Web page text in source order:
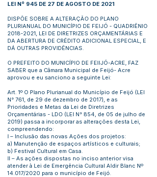
LEI Nº 945 DE 27 DE AGOSTO DE 2021
DISPÕE SOBRE A ALTERAÇÃO DO PLANO
PLURIANUAL DO MUNICÍPIO DE FEIJÓ - QUADRIÊNIO
2018-2021, LEI DE DIRETRIZES ORÇAMENTÁRIAS E
DA ABERTURA DE CRÉDITO ADICIONAL ESPECIAL, E
DÁ OUTRAS PROVIDÊNCIAS.
O PREFEITO DO MUNICÍPIO DE FEIIJÓ-ACRE, FAZ
SABER que a Câmara Municipal de Feijó- Acre
aprovou e eu sanciono a seguinte Lei:
Art. 1º O Plano Plurianual do Município de Feijó (LEI
N° 761, de 29 de dezembro de 2017), e as
Prioridades e Metas da Lei de Diretrizes
Orçamentárias - LDO (LEI N° 854, de 05 de julho de
2019) passa a incorporar as alterações desta Lei,
compreendendo:
I – Inclusão das novas Ações dos projetos:
a) Manutenção de espaços artísticos e culturais;
b) Festival Cultural em Casa.
II – As ações dispostas no inciso anterior visa
atender à Lei de Emergência Cultural Aldir Blanc Nº
14.017/2020 para o município de Feijó.